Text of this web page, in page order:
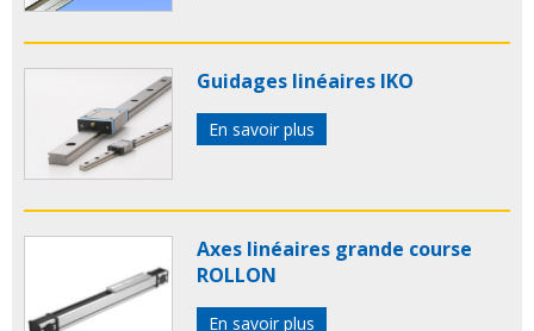
Guidages linéaires IKO
En savoir plus
Axes linéaires grande course
ROLLON
En savoir plus